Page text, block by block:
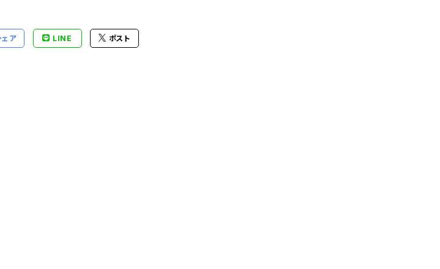
ェア LINE ポスト